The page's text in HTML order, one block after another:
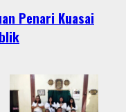
Penari Kuasai